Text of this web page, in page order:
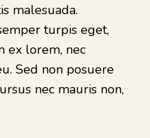
malesuada.
turpis eget,
ex lorem, nec
Sed non posuere
nec mauris non,